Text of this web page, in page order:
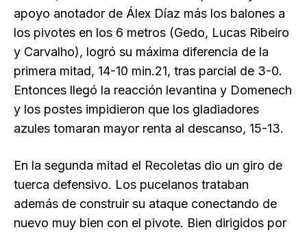
apoyo anotador de Álex Díaz más los balones a
los pivotes en los 6 metros (Gedo, Lucas Ribeiro
y Carvalho), logró su máxima diferencia de la
primera mitad, 14-10 min.21, tras parcial de 3-0.
Entonces llegó la reacción levantina y Domenech
y los postes impidieron que los gladiadores
azules tomaran mayor renta al descanso, 15-13.
En la segunda mitad el Recoletas dio un giro de
tuerca defensivo. Los pucelanos trataban
además de construir su ataque conectando de
nuevo muy bien con el pivote. Bien dirigidos por